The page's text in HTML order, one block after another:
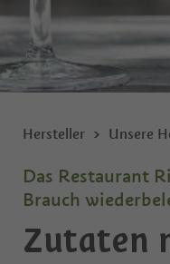
Hersteller Unsere
Das Restaurant
Brauch
Zutaten